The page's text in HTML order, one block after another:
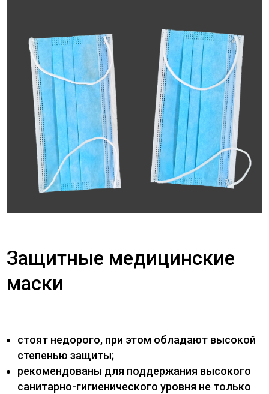
Защитные медицинские
маски
стоят недорого, при этом обладают высокой
степенью защиты;
рекомендованы для поддержания высокого
санитарно-гигиенического уровня не только